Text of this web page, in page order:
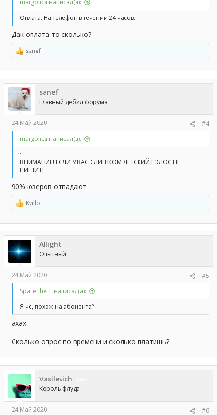
margolica написал(а):
Оплата: На телефон в течении 24 часов.
Дак оплата то сколько?
Р
е
а
к
ц
и
и
:
sanef
sanef
Главный дебил форума
24 Май 2020
#4
margolica написал(а):
:
ВНИМАНИЕ! ЕСЛИ У ВАС СЛИШКОМ ДЕТСКИЙ ГОЛОС НЕ
ПИШИТЕ.
90% юзеров отпадают
Р
е
а
к
ц
и
и
:
Kvillo
Allight
Опытный
24 Май 2020
#5
SpaceTheFF написал(а):
Я чё, похож на абонента?
ахах
Сколько опрос по времени и сколько платишь?
Vasilevich
Король флуда
24 Май 2020
#6